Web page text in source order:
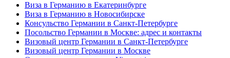
Виза в Германию в Екатеринбурге
Виза в Германию в Новосибирске
Консульство Германии в Санкт-Петербурге
Посольство Германии в Москве: адрес и контакты
Визовый центр Германии в Санкт-Петербурге
Визовый центр Германии в Москве